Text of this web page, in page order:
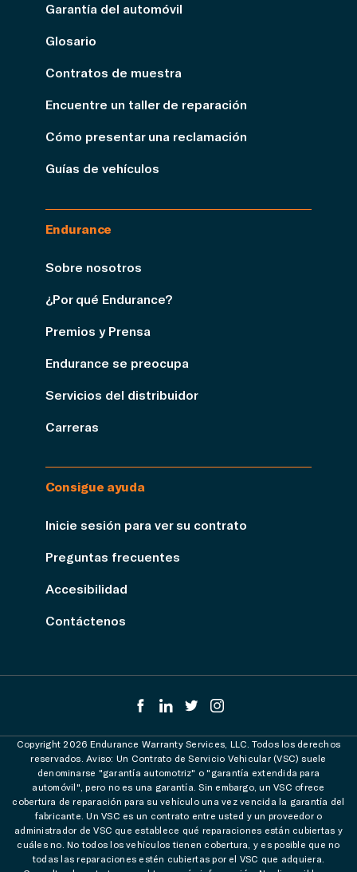
Garantía del automóvil
Glosario
Contratos de muestra
Encuentre un taller de reparación
Cómo presentar una reclamación
Guías de vehículos
Endurance
Sobre nosotros
¿Por qué Endurance?
Premios y Prensa
Endurance se preocupa
Servicios del distribuidor
Carreras
Consigue ayuda
Inicie sesión para ver su contrato
Preguntas frecuentes
Accesibilidad
Contáctenos
Copyright 2026 Endurance Warranty Services, LLC. Todos los derechos
reservados. Aviso: Un Contrato de Servicio Vehicular (VSC) suele
denominarse "garantía automotriz" o "garantía extendida para
automóvil", pero no es una garantía. Sin embargo, un VSC ofrece
cobertura de reparación para su vehículo una vez vencida la garantía del
fabricante. Un VSC es un contrato entre usted y un proveedor o
administrador de VSC que establece qué reparaciones están cubiertas y
cuáles no. No todos los vehículos tienen cobertura, y es posible que no
todas las reparaciones estén cubiertas por el VSC que adquiera.